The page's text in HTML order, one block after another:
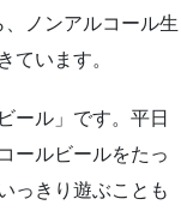
ノンアルコール生
ています。
ール」です。平日
ールビールをたっ
っきり遊ぶことも